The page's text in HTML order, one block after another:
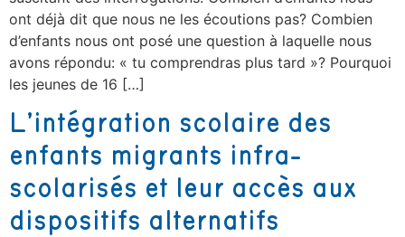
ont déjà dit que nous ne les écoutions pas? Combien
d’enfants nous ont posé une question à laquelle nous
avons répondu: « tu comprendras plus tard »? Pourquoi
les jeunes de 16 […]
L’intégration scolaire des
enfants migrants infra-
scolarisés et leur accès aux
dispositifs alternatifs